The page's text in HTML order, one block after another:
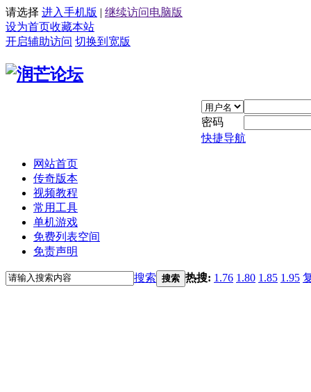
请选择 进入手机版 | 继续访问电脑版
设为首页收藏本站
开启辅助访问 切换到宽版
密码
快捷导航
网站首页
传奇版本
视频教程
常用工具
单机游戏
免费列表空间
免责声明
搜索 搜索 热搜: 1.76 1.80 1.85 1.95